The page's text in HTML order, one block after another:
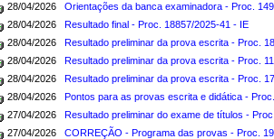
28/04/2026
Orientações da banca examinadora - Proc.
28/04/2026
Resultado final - Proc. 18857/2025-41 - IE
28/04/2026
Resultado preliminar da prova escrita - Proc.
28/04/2026
Resultado preliminar da prova escrita - Proc.
28/04/2026
Resultado preliminar da prova escrita - Proc.
28/04/2026
Pontos para as provas escrita e didática -
27/04/2026
Resultado preliminar do exame de títulos -
27/04/2026
CORREÇÃO - Programa das provas - Proc.